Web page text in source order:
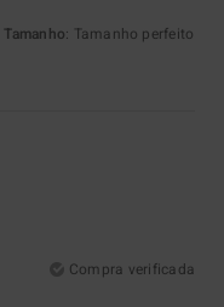
Tamanho: Tamanho perfeito
Compra verificada